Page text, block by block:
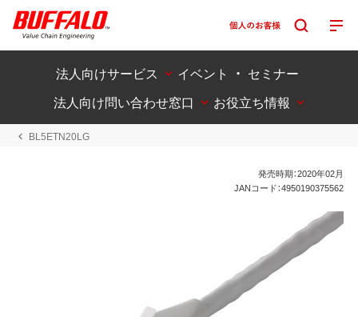
法人向けサービス
イベント ・ セミナー
法人向け問い合わせ窓口
お役立ち情報
BL5ETN20LG
発売時期：2020年02月
JANコード：4950190375562